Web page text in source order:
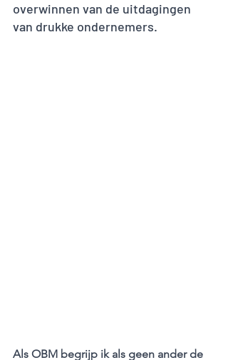
overwinnen van de uitdagingen
van drukke ondernemers.
Als OBM begrijp ik als geen ander de